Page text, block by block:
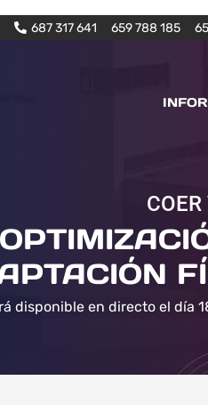
687 317 641 659 788 185
disponible en directo el día